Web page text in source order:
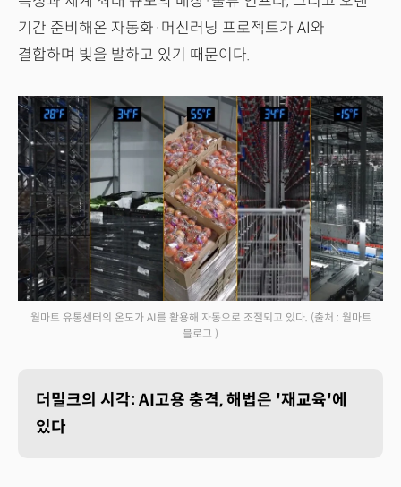
기간 준비해온 자동화·머신러닝 프로젝트가 AI와
결합하며 빛을 발하고 있기 때문이다.
월마트 유통센터의 온도가 AI를 활용해 자동으로 조절되고 있다. (출처 : 월마트
블로그 )
더밀크의 시각: AI고용 충격, 해법은 '재교육'에
있다